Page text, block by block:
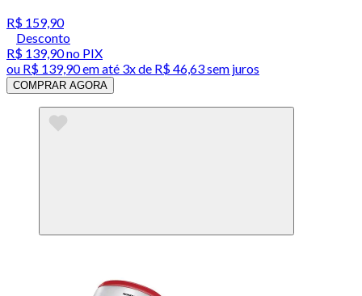
R$ 159,90
Desconto
R$ 139,90no PIX
ou R$ 139,90em até 3x de R$ 46,63 sem juros
COMPRAR AGORA